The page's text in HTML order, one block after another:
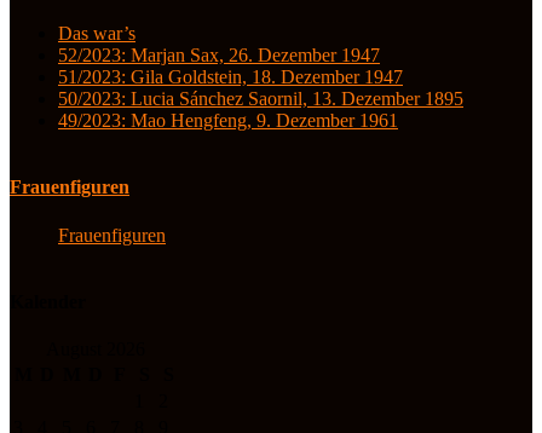
Das war’s
52/2023: Marjan Sax, 26. Dezember 1947
51/2023: Gila Goldstein, 18. Dezember 1947
50/2023: Lucia Sánchez Saornil, 13. Dezember 1895
49/2023: Mao Hengfeng, 9. Dezember 1961
Frauenfiguren
Frauenfiguren